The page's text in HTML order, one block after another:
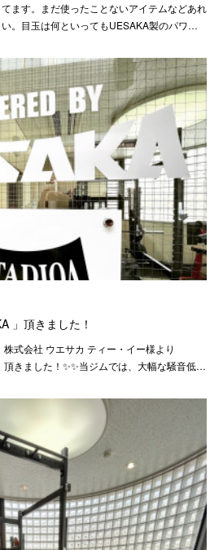
ます。まだ使ったことないアイテムなどあれ
。目玉は何といってもUESAKA製のパワ…
」頂きました！
株式会社 ウエサカ ティー・イー様より
頂きました！✨✨当ジムでは、大幅な騒音低…